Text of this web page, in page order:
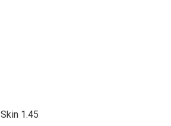
1.45